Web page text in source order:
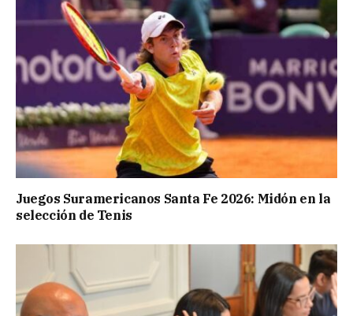
Juegos Suramericanos Santa Fe 2026: Midón en la
selección de Tenis